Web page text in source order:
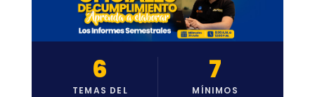
6
TEMAS DEL
7
MÍNIMOS